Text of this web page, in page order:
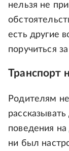
нельзя не
есть другие
поручиться
Транспорт
Родителям
поведения
ни был